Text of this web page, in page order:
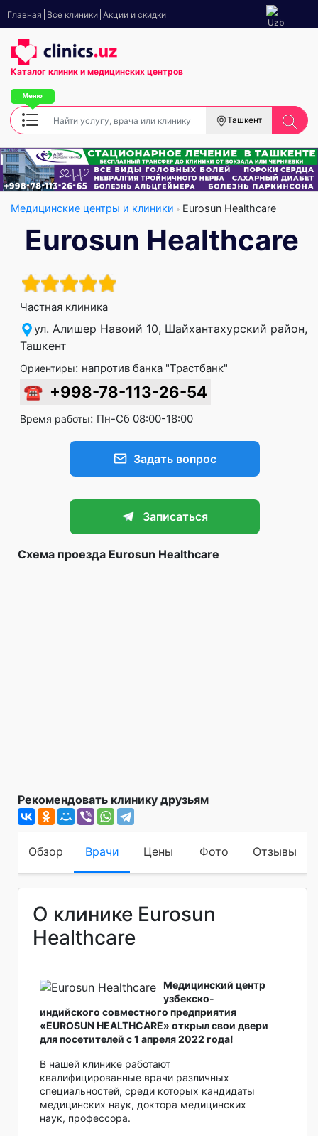
Главная Все клиники Акции и скидки
Каталог клиник и медицинских центров
Ташкент
Медицинские центры и клиники Eurosun Healthcare
Eurosun Healthcare
Частная клиника
ул. Алишер Навоий 10, Шайхантахурский район,
Ташкент
Ориентиры: напротив банка "Трастбанк"
☎ +998-78-113-26-54
Время работы: Пн-Сб 08:00-18:00
Задать вопрос
Записаться
Схема проезда Eurosun Healthcare
Рекомендовать клинику друзьям
Обзор Врачи Цены Фото Отзывы
О клинике Eurosun
Healthcare
Медицинский центр
узбекско-
индийского совместного предприятия
«EUROSUN HEALTHCARE» открыл свои двери
для посетителей с 1 апреля 2022 года!
В нашей клинике работают
квалифицированные врачи различных
специальностей, среди которых кандидаты
медицинских наук, доктора медицинских
наук, профессора.